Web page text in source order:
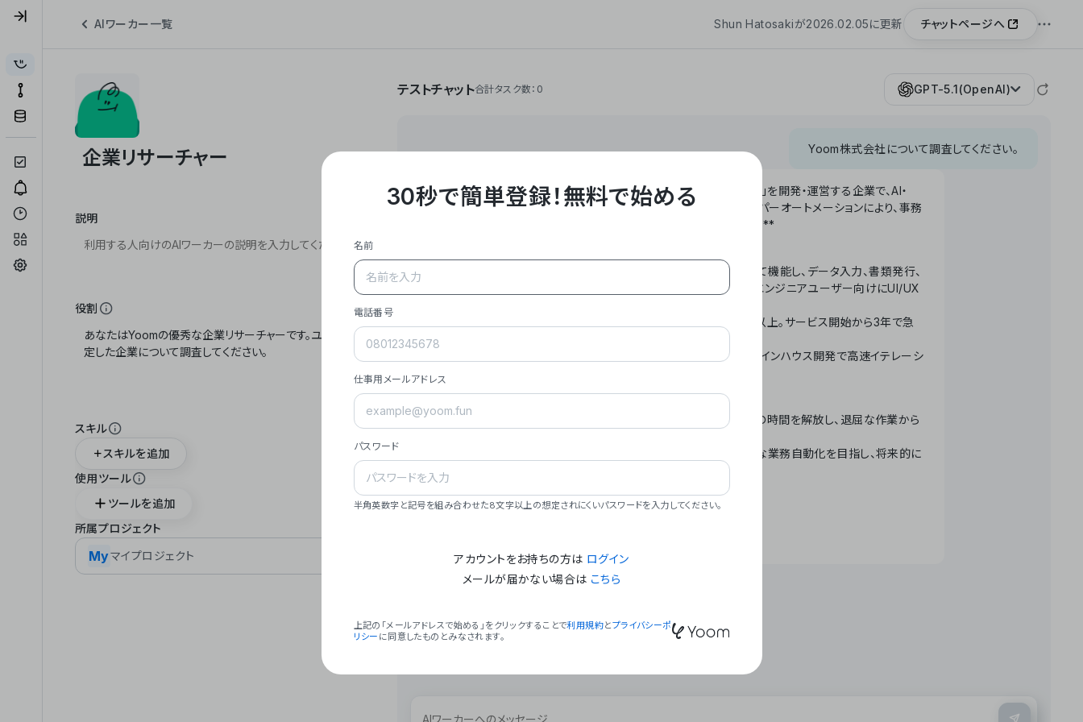
AIワーカー一覧 Shun Hatosakiが2026.02.05に更新 チャットページへ
説明
役割
スキル
スキルを追加
使用ツール
ツールを追加
所属プロジェクト
Myマイプロジェクト
テストチャット合計タスク数：0 GPT-5.1(OpenAI)
Yoom株式会社について調査してください。
**Yoom株式会社は、ビジネスオートメーションSaaS「Yoom」を開発・運営する企業で、AI・
API・RPA・OCRなどの技術をノーコードで組み合わせたハイパーオートメーションにより、事務
作業やデスクワークを自動化するサービスを提供しています。**
- **主力プロダクト「Yoom」**: SaaS連携データベースとして機能し、データ入力、書類発行、
メール対応、請求書処理、日報作成などの業務を自動化。非エンジニアユーザー向けにUI/UX
- **実績**: 国内利用社数20,000社超、直近成長率300%以上。サービス開始から3年で急
- **強み**: すべての自動化技術を1プラットフォームで完結。インハウス開発で高速イテレーシ
- **ミッション**: 「We Make Time」 – テクノロジーで人々の時間を解放し、退屈な作業から
- **ビジョン**: 「Global Business Automation」 – 世界的な業務自動化を目指し、将来的に
### 会社概要
30秒で簡単登録！無料で始める
名前
電話番号
仕事用メールアドレス
パスワード
半角英数字と記号を組み合わせた8文字以上の想定されにくいパスワードを入力してください。
アカウントをお持ちの方は ログイン
メールが届かない場合は こちら
上記の「メールアドレスで始める」をクリックすることで利用規約とプライバシーポ
リシー に同意したものとみなされます。